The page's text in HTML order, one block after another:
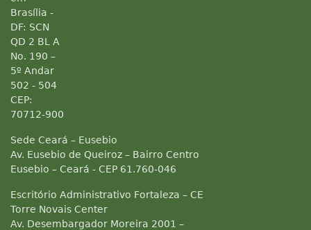
Brasília -
DF: SCN
QD 2 BL A
No. 190 –
5º Andar
502 - 504
CEP:
70712-900
Sede Ceará – Eusebio
Av. Eusebio de Queiroz – Bairro Centro
Eusebio – Ceará - CEP 61.760-046
Escritório Administrativo Fortaleza – CE
Torre Novais Center
Av. Desembargador Moreira 2001 –